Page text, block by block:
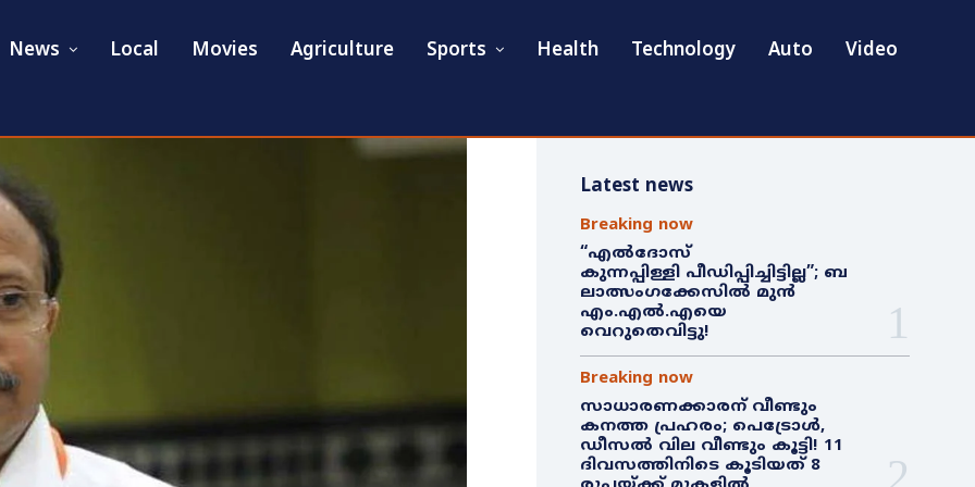
News Local Movies Agriculture Sports Health Technology Auto Video
Latest news
Breaking now
“എൽദോസ്
കുന്നപ്പിള്ളി പീഡിപ്പിച്ചിട്ടില്ല”; ബ
ലാത്സംഗക്കേസിൽ മുൻ
എം.എൽ.എയെ
വെറുതെവിട്ടു!
Breaking now
സാധാരണക്കാരന് വീണ്ടും
കനത്ത പ്രഹരം; പെട്രോൾ,
ഡീസൽ വില വീണ്ടും കൂട്ടി! 11
ദിവസത്തിനിടെ കൂടിയത് 8